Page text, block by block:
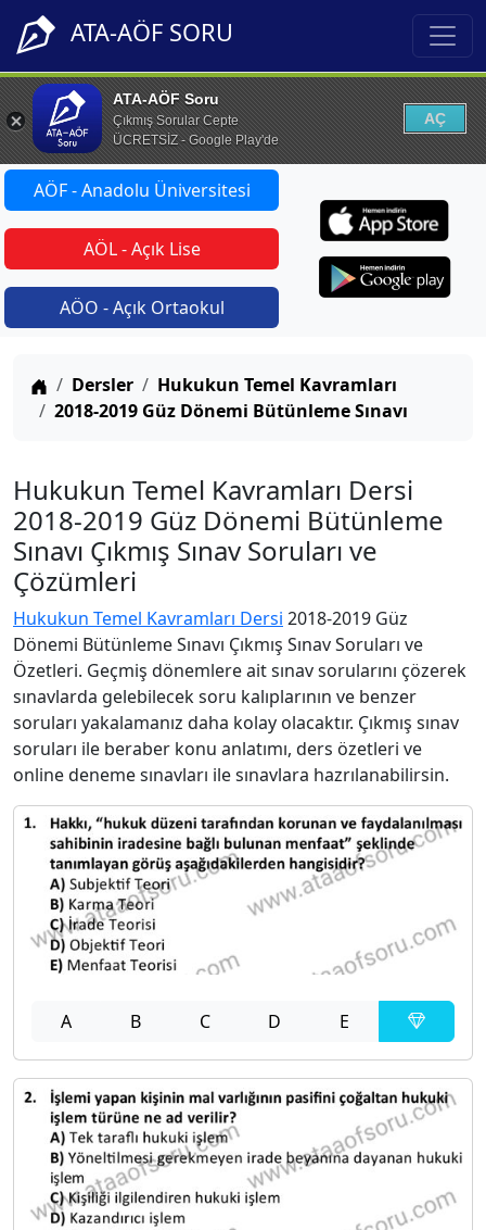
ATA-AÖF SORU
ATA-AÖF Soru
Çıkmış Sorular Cepte
ÜCRETSİZ - Google Play'de
AÇ
AÖF - Anadolu Üniversitesi
AÖL - Açık Lise
AÖO - Açık Ortaokul
Anasayfa
Dersler
Hukukun Temel Kavramları
2018-2019 Güz Dönemi Bütünleme Sınavı
Hukukun Temel Kavramları Dersi
2018-2019 Güz Dönemi Bütünleme
Sınavı Çıkmış Sınav Soruları ve
Çözümleri
Hukukun Temel Kavramları Dersi 2018-2019 Güz
Dönemi Bütünleme Sınavı Çıkmış Sınav Soruları ve
Özetleri. Geçmiş dönemlere ait sınav sorularını çözerek
sınavlarda gelebilecek soru kalıplarının ve benzer
soruları yakalamanız daha kolay olacaktır. Çıkmış sınav
soruları ile beraber konu anlatımı, ders özetleri ve
online deneme sınavları ile sınavlara hazrılanabilirsin.
A B C D E